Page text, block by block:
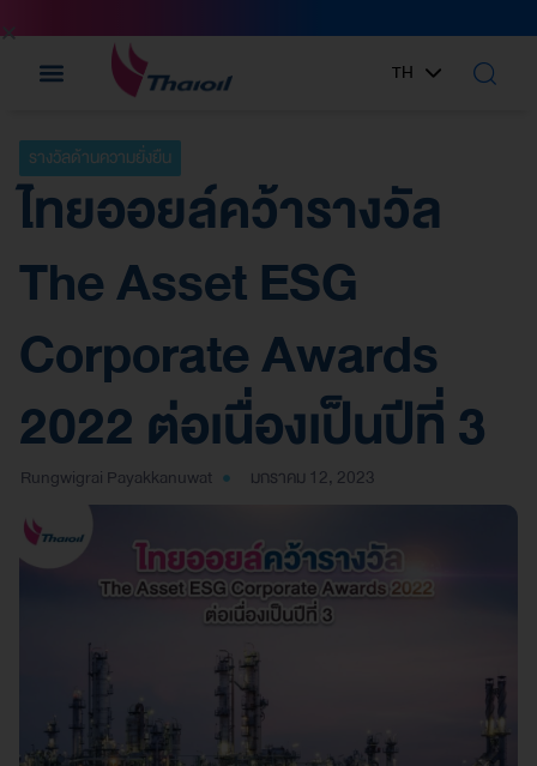
TH
EN
รางวัลด้านความยั่งยืน
ไทยออยล์คว้ารางวัล
The Asset ESG
Corporate Awards
2022 ต่อเนื่องเป็นปีที่ 3
Rungwigrai Payakkanuwat มกราคม 12, 2023